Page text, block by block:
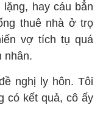
hay cáu bẳn
thuê nhà ở trọ
vợ tích tụ quá
nhân.
nghị ly hôn. Tôi
có kết quả, cô ấy